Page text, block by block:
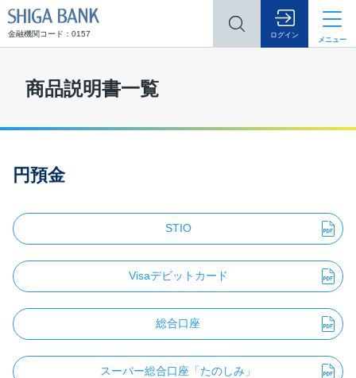
金融機関コード：0157 ログイン
メニュー
商品説明書一覧
円預金
STIO
Visaデビットカード
総合口座
スーパー総合口座「たのしみ」